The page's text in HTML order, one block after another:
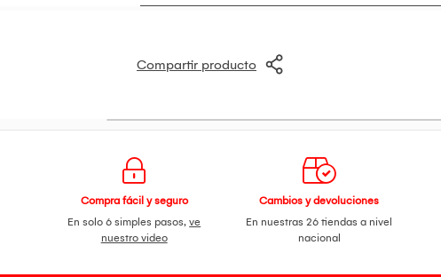
Compartir producto
Compra fácil y seguro
En solo 6 simples pasos,ve
nuestro video
Cambios y devoluciones
En nuestras 26 tiendas a nivel
nacional